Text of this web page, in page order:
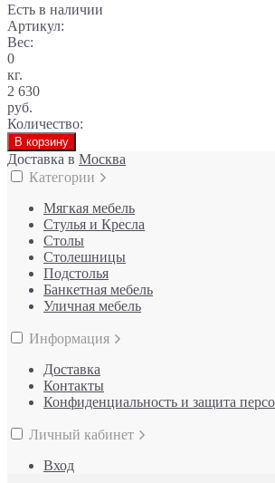
Есть в наличии
Артикул:
Вес:
0
кг.
2 630
руб.
Количество:
В корзину
Доставка в Москва
Категории
Мягкая мебель
Стулья и Кресла
Столы
Столешницы
Подстолья
Банкетная мебель
Уличная мебель
Информация
Доставка
Контакты
Конфиденциальность и защита
Личный кабинет
Вход